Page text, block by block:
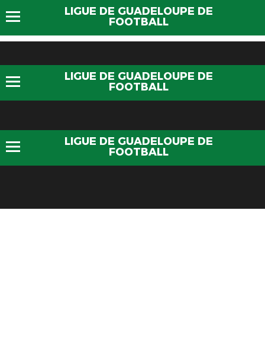
LIGUE DE GUADELOUPE DE
FOOTBALL